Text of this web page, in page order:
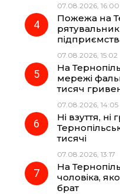
07.08.2026, 16:00
Пожежа на
07.08.2026, 15:02
На
мережі
тисяч
07.08.2026, 14:05
Ні взуття,
тисячі
07.08.2026, 13:17
На
чоловіка,
брат